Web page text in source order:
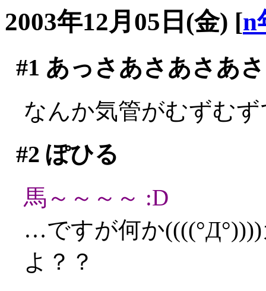
2003年12月05日(金) [n
#1 あっさあさあさあ
なんか気管がむずむ
#2 ぽひる
馬～～～～ :D
…ですが何か
よ？？